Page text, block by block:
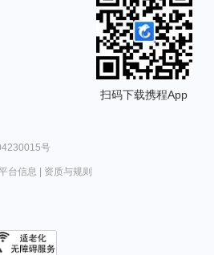
扫码下载携程App
号
台信息 资质与规则